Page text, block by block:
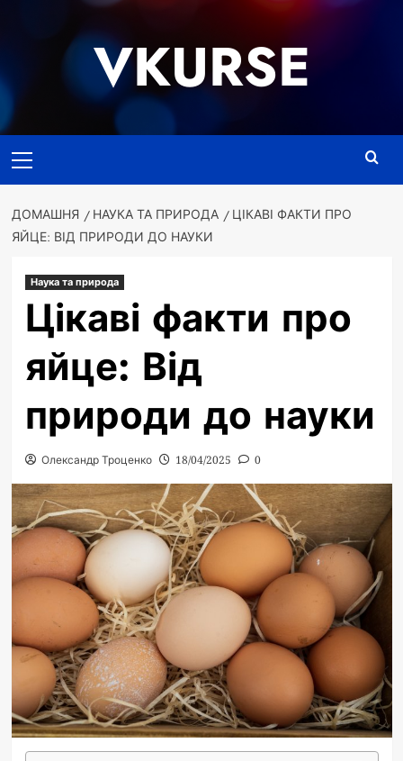
VKURSE
меню
ДОМАШНЯ НАУКА ТА ПРИРОДА
ЦІКАВІ ФАКТИ ПРО
ЯЙЦЕ: ВІД ПРИРОДИ ДО НАУКИ
Наука та природа
Цікаві факти про
яйце: Від
природи до науки
Олександр Троценко 18/04/2025 0